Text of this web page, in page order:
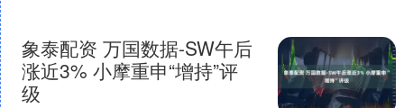
象泰配资 万国数据-SW午后
涨近3% 小摩重申“增持”评
级